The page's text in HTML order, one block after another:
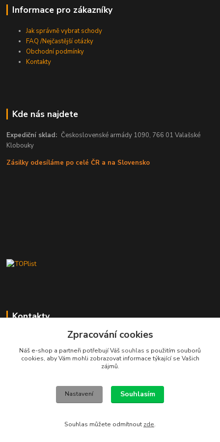
Informace pro zákazníky
Jak správně vybrat schody
FAQ /Nejčastější otázky
Obchodní podmínky
Kontakty
Kde nás najdete
Expediční sklad:Československé armády 1090, 766 01 Valašské
Klobouky
Zásilky odesíláme po celé ČR a na Slovensko
Kontakty
Stanislav Fuks
605 703 535
Po-Čt 7.00 - 16.00 hod. Pá 7.00 - 12.00 hod.
Zpracování cookies
Náš e-shop a partneři potřebují Váš souhlas s použitím souborů
cookies, aby Vám mohli zobrazovat informace týkající se Vašich
zájmů.
Nastavení Souhlasím
Souhlas můžete odmítnout zde.